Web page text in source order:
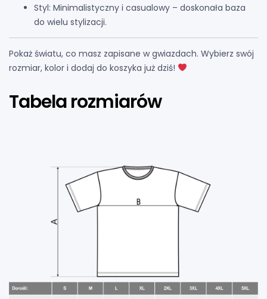
Styl: Minimalistyczny i casualowy – doskonała baza
do wielu stylizacji.
Pokaż światu, co masz zapisane w gwiazdach. Wybierz swój
rozmiar, kolor i dodaj do koszyka już dziś!
Tabela rozmiarów